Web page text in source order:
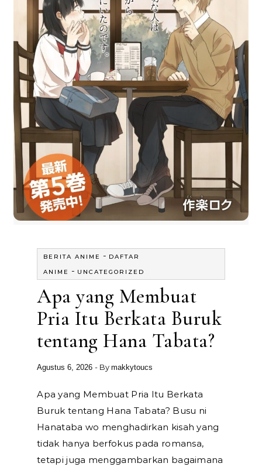
BERITA ANIME - DAFTAR
ANIME
- UNCATEGORIZED
Apa yang Membuat
Pria Itu Berkata Buruk
tentang Hana Tabata?
Agustus 6, 2026 - Bymakkytoucs
Apa yang Membuat Pria Itu Berkata
Buruk tentang Hana Tabata? Busu ni
Hanataba wo menghadirkan kisah yang
tidak hanya berfokus pada romansa,
tetapi juga menggambarkan bagaimana